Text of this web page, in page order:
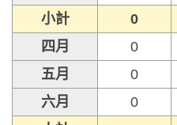
小計
0
四月
0
五月
0
六月
0